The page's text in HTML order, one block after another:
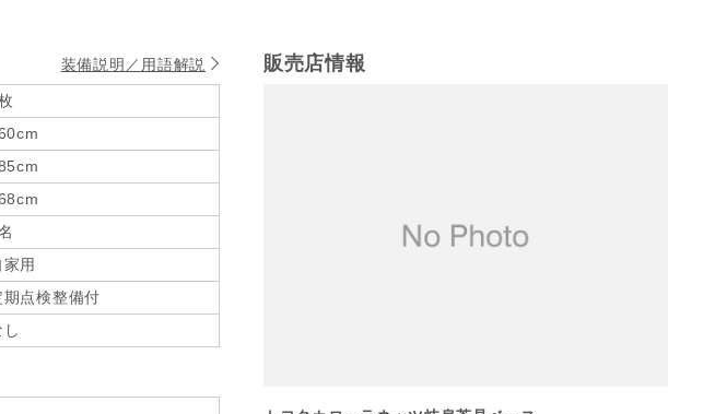
装備説明／用語解説
家用
期点検整備付
し
販売店情報